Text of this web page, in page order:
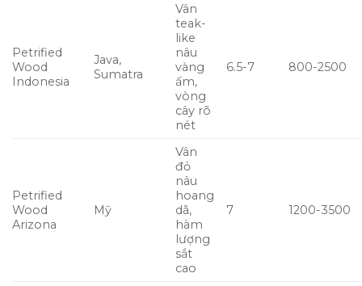
Petrified
Wood
Indonesia
Java,
Sumatra
Vân
teak-
like
nâu
vàng
ấm,
vòng
cây rõ
nét
6.5-7 800-2500
Petrified
Wood
Arizona
Mỹ
Vân
đỏ
nâu
hoang
dã,
hàm
lượng
sắt
cao
7 1200-3500